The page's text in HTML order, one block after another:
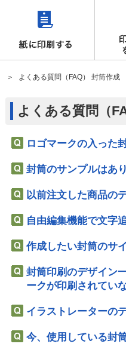
よくある質問（FAQ） 封筒作成
よくある質問（
ロゴマークの入った
封筒のサンプルはあ
以前注文した商品の
自由編集機能で文字
作成したい封筒のサ
封筒印刷のデザイン
ークが印刷されてい
イラストレーターの
今、使用している封